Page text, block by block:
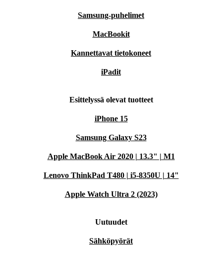
Samsung-puhelimet
MacBookit
Kannettavat tietokoneet
iPadit
Esittelyssä olevat tuotteet
iPhone 15
Samsung Galaxy S23
Apple MacBook Air 2020 | 13.3" | M1
Lenovo ThinkPad T480 | i5-8350U | 14"
Apple Watch Ultra 2 (2023)
Uutuudet
Sähköpyörät